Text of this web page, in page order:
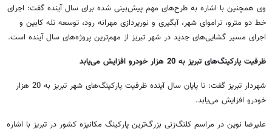
وی همچنین با اشاره به طرح‌های مهم پیش‌بینی شده برای سال آینده گفت: اجرای
خط دو مترو، تراموای شهر، آبگیری و نورپردازی مهرانه رود، توسعه تله کابین و
اجرای مسیر گشایی‌های جدید در شهر تبریز از مهم‌ترین پروژه‌های سال آینده است.
ظرفیت‌ پارکینگ‌های تبریز به 20 هزار خودرو افزایش می‌یابد
شهردار تبریز گفت:‌ تا پایان سال آینده ظرفیت پارکینگ‌های شهر تبریز به 20 هزار
خودرو افزایش می‌یابد.
علیرضا نوین در مراسم کلنگ‌زنی بزرگ‌ترین پارکینگ مکانیزه کشور در تبریز با اشاره